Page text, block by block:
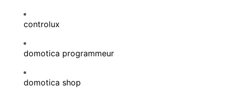
controlux
domotica programmeur
domotica shop